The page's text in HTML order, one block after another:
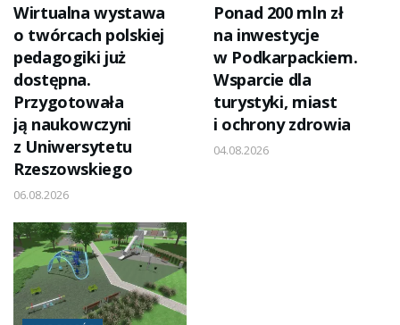
Wirtualna wystawa
o twórcach polskiej
pedagogiki już
dostępna.
Przygotowała
ją naukowczyni
z Uniwersytetu
Rzeszowskiego
06.08.2026
Ponad 200 mln zł
na inwestycje
w Podkarpackiem.
Wsparcie dla
turystyki, miast
i ochrony zdrowia
04.08.2026